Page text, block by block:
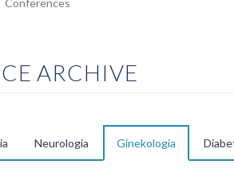
Conferences
ARCHIVE
Neurologia Ginekologia